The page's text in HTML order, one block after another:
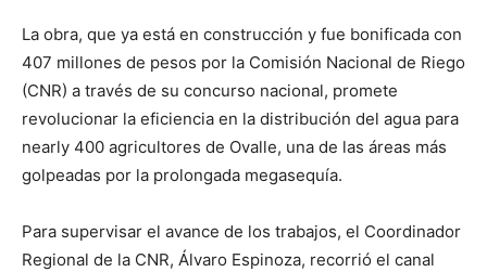
La obra, que ya está en construcción y fue bonificada con
407 millones de pesos por la Comisión Nacional de Riego
(CNR) a través de su concurso nacional, promete
revolucionar la eficiencia en la distribución del agua para
nearly 400 agricultores de Ovalle, una de las áreas más
golpeadas por la prolongada megasequía.
Para supervisar el avance de los trabajos, el Coordinador
Regional de la CNR, Álvaro Espinoza, recorrió el canal